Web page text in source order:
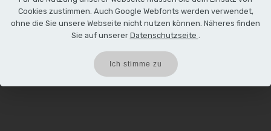
Cookies zustimmen. Auch Google Webfonts werden verwendet,
ohne die Sie unsere Webseite nicht nutzen können. Näheres finden
Sie auf unserer Datenschutzseite .
Ich stimme zu